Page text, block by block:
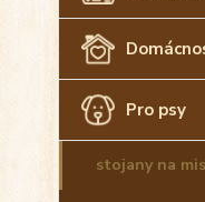
Pro psy
stojany na